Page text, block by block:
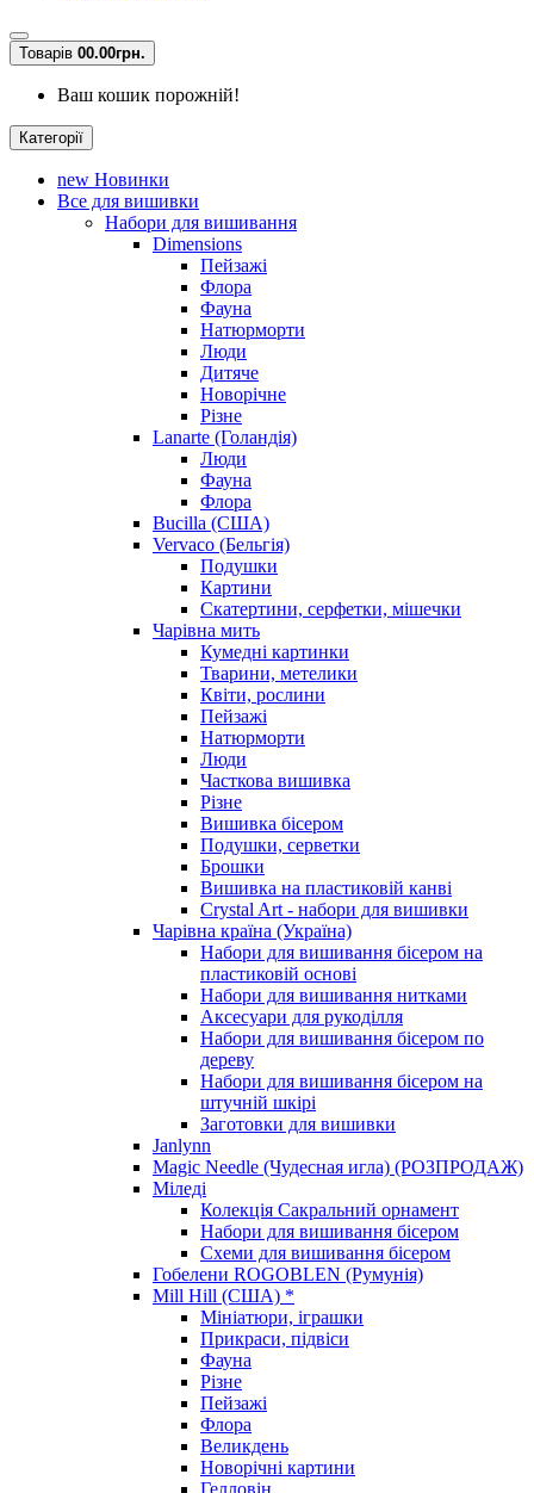
Товарів 00.00грн.
Ваш кошик порожній!
Категорії
new Новинки
Все для вишивки
Набори для вишивання
Dimensions
Пейзажі
Флора
Фауна
Натюрморти
Люди
Дитяче
Новорічне
Різне
Lanarte (Голандія)
Люди
Фауна
Флора
Bucilla (США)
Vervaco (Бельгія)
Подушки
Картини
Скатертини, серфетки, мішечки
Чарiвна мить
Кумедні картинки
Тварини, метелики
Квіти, рослини
Пейзажі
Натюрморти
Люди
Часткова вишивка
Різне
Вишивка бісером
Подушки, серветки
Брошки
Вишивка на пластиковій канві
Crystal Art - набори для вишивки
Чарівна країна (Україна)
Набори для вишивання бісером на
пластиковій основі
Набори для вишивання нитками
Аксесуари для рукоділля
Набори для вишивання бісером по
дереву
Набори для вишивання бісером на
штучній шкірі
Заготовки для вишивки
Janlynn
Magic Needle (Чудесная игла) (РОЗПРОДАЖ)
Міледі
Колекція Сакральний орнамент
Набори для вишивання бісером
Схеми для вишивання бісером
Гобелени ROGOBLEN (Румунія)
Mill Hill (США) *
Мініатюри, іграшки
Прикраси, підвіси
Фауна
Різне
Пейзажі
Флора
Великдень
Новорічні картини
Гелловін